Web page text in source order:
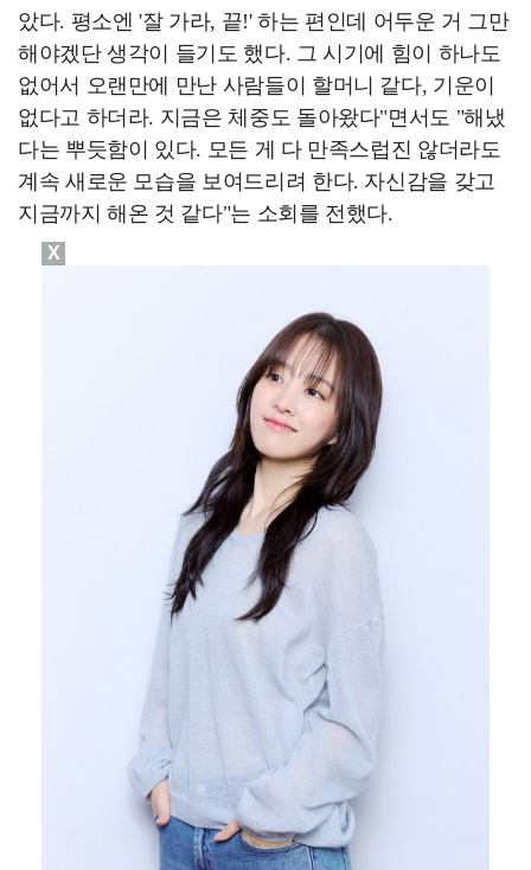
았다. 평소엔 '잘 가라, 끝!' 하는 편인데 어두운 거 그만
해야겠단 생각이 들기도 했다. 그 시기에 힘이 하나도
없어서 오랜만에 만난 사람들이 할머니 같다, 기운이
없다고 하더라. 지금은 체중도 돌아왔다"면서도 "해냈
다는 뿌듯함이 있다. 모든 게 다 만족스럽진 않더라도
계속 새로운 모습을 보여드리려 한다. 자신감을 갖고
지금까지 해온 것 같다"는 소회를 전했다.
X